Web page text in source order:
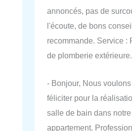
annoncés, pas de
l'écoute, de bons
recommande. Service :
de plomberie extérieure.
- Bonjour, Nous
féliciter pour la
salle de bain dans notre
appartement.